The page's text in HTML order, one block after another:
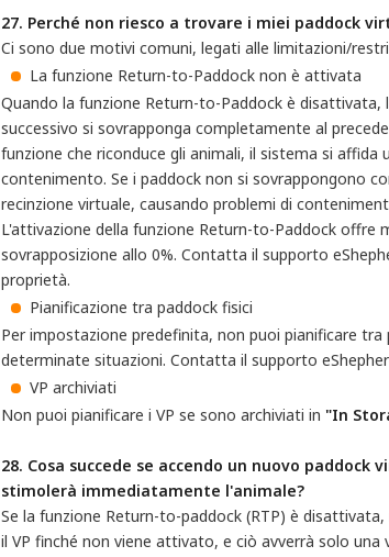
27. Perché non riesco a trovare i miei paddock
Ci sono due motivi comuni, legati alle limitazioni/
La funzione Return-to-Paddock non è attivata
Quando la funzione Return-to-Paddock è
successivo si sovrapponga completamente al
funzione che riconduce gli animali, il sistema si
contenimento. Se i paddock non si sovrappongono
recinzione virtuale, causando problemi di
L'attivazione della funzione Return-to-Paddock offre
sovrapposizione allo 0%. Contatta il supporto
proprietà.
Pianificazione tra paddock fisici
Per impostazione predefinita, non puoi pianificare
determinate situazioni. Contatta il supporto
VP archiviati
Non puoi pianificare i VP se sono archiviati in "In
28. Cosa succede se accendo un nuovo
stimolerà immediatamente l'animale?
Se la funzione Return-to-paddock (RTP) è
il VP finché non viene attivato, e ciò avverrà solo